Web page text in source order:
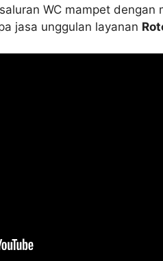
WC mampet dеngаn
jasa unggulan layanan